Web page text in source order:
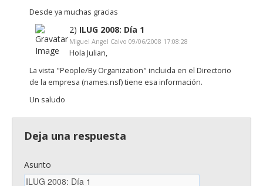
Desde ya muchas gracias
2) ILUG 2008: Día 1
Miguel Angel Calvo 09/06/2008 17:08:28
Hola Julian,
La vista "People/By Organization" incluida en el Directorio
de la empresa (names.nsf) tiene esa información.
Un saludo
Deja una respuesta
Asunto